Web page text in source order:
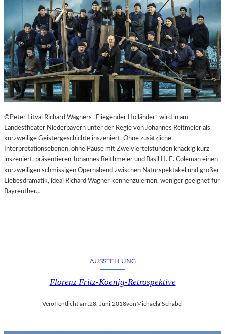
©Peter Litvai Richard Wagners „Fliegender Holländer“ wird in am
Landestheater Niederbayern unter der Regie von Johannes Reitmeier als
kurzweilige Geistergeschichte inszeniert. Ohne zusätzliche
Interpretationsebenen, ohne Pause mit Zweiviertelstunden knackig kurz
inszeniert, präsentieren Johannes Reithmeier und Basil H. E. Coleman einen
kurzweiligen schmissigen Opernabend zwischen Naturspektakel und großer
Liebesdramatik, ideal Richard Wagner kennenzulernen, weniger geeignet für
Bayreuther…
AUSSTELLUNG
Florenz Fritz-Koenig-Retrospektive
Veröffentlicht am:28. Juni 2018von Michaela Schabel